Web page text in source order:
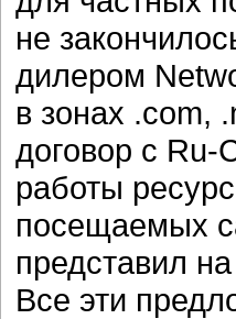
не
дилером
в зонах .com,
договор с
работы
посещаемых
представил
Все эти